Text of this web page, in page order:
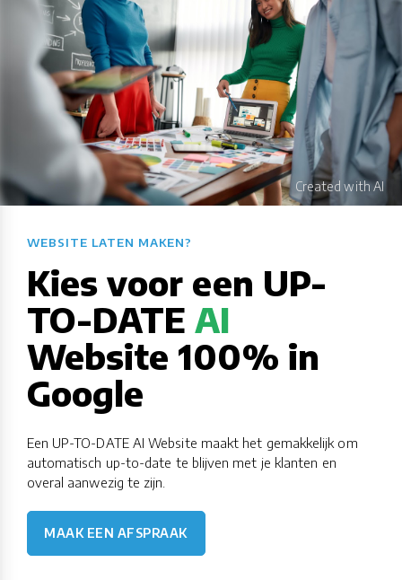
WEBSITE LATEN MAKEN?​​​​​​​​​​​​​​
Kies voor een UP-
TO-DATE AI
Website 100% in
Google
Een UP-TO-DATE AI Website maakt het gemakkelijk om
automatisch up-to-date te blijven met je klanten en
overal aanwezig te zijn.
MAAK EEN AFSPRAAK